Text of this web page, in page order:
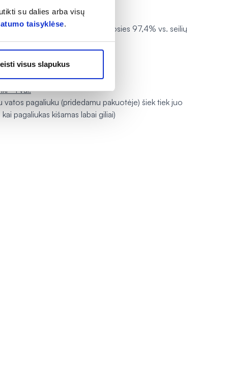
su dalies arba visų
taisyklėse.
visus slapukus
ir santykinis jautrumas (pvz.: nosies 97,4% vs. seilių
~1 val.
pagaliuku (pridedamu pakuotėje) šiek tiek juo
pagaliukas kišamas labai giliai)